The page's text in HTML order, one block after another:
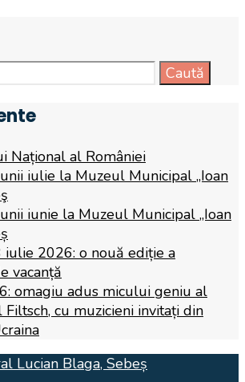
Caută
Național al României
iulie la Muzeul Municipal „Ioan
iunie la Muzeul Municipal „Ioan
iulie 2026: o nouă ediție a
vacanță
omagiu adus micului geniu al
Filtsch, cu muzicieni invitați din